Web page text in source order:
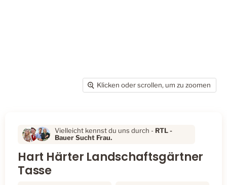
Klicken oder scrollen, um zu zoomen
Vielleicht kennst du uns durch - RTL-
Bauer Sucht Frau.
Hart Härter Landschaftsgärtner
Tasse